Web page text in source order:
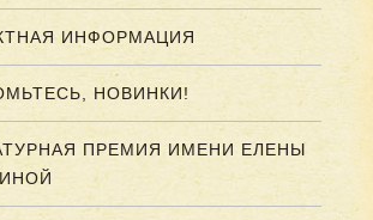
ИНФОРМАЦИЯ
НОВИНКИ!
ПРЕМИЯ ИМЕНИ ЕЛЕНЫ